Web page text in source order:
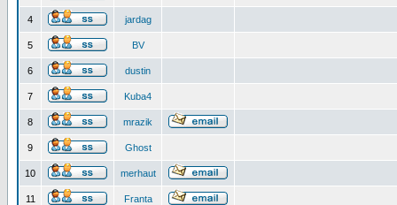
4 jardag
5 BV
6 dustin
7 Kuba4
8 mrazik
9 Ghost
10 merhaut
11 Franta